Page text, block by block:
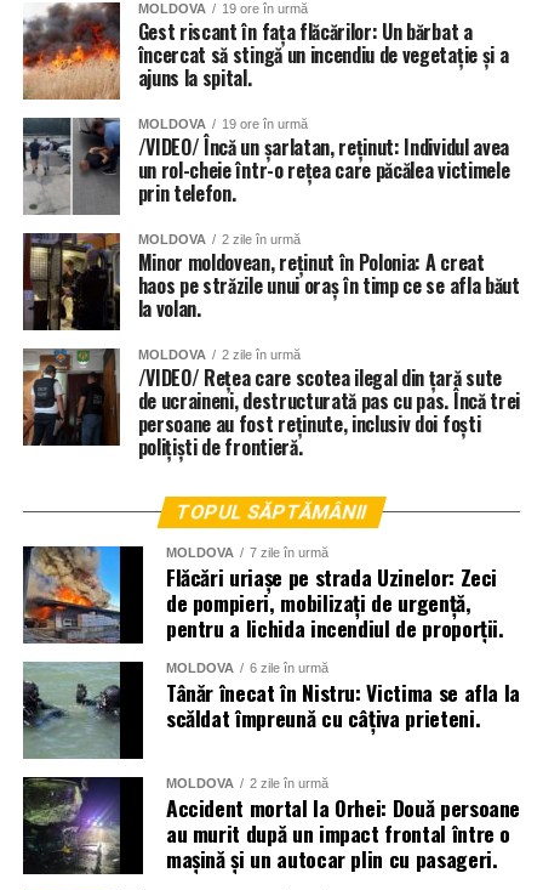
MOLDOVA 19 ore în urmă
Gest riscant în fața flăcărilor: Un bărbat a
încercat să stingă un incendiu de vegetație și a
ajuns la spital.
MOLDOVA 19 ore în urmă
/VIDEO/ Încă un șarlatan, reținut: Individul avea
un rol-cheie într-o rețea care păcălea victimele
prin telefon.
MOLDOVA 2 zile în urmă
Minor moldovean, reținut în Polonia: A creat
haos pe străzile unui oraș în timp ce se afla băut
la volan.
MOLDOVA 2 zile în urmă
/VIDEO/ Rețea care scotea ilegal din țară sute
de ucraineni, destructurată pas cu pas. Încă trei
persoane au fost reținute, inclusiv doi foști
polițiști de frontieră.
TOPUL SĂPTĂMÂNII
MOLDOVA 7 zile în urmă
Flăcări uriașe pe strada Uzinelor: Zeci
de pompieri, mobilizați de urgență,
pentru a lichida incendiul de proporții.
MOLDOVA 6 zile în urmă
Tânăr înecat în Nistru: Victima se afla la
scăldat împreună cu câțiva prieteni.
MOLDOVA 2 zile în urmă
Accident mortal la Orhei: Două persoane
au murit după un impact frontal între o
mașină și un autocar plin cu pasageri.